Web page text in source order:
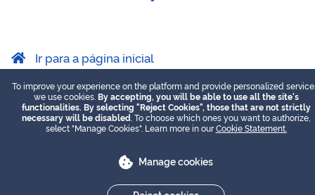
Ir para a página inicial
To improve your experience on the platform and provide personalized
we use cookies. By accepting, you will be able to use all the site's
functionalities. By selecting "Reject Cookies", those that are not strictly
necessary will be disabled. To choose which ones you want to authorize,
select "Manage Cookies". Learn more in ourCookie Statement.
Manage cookies